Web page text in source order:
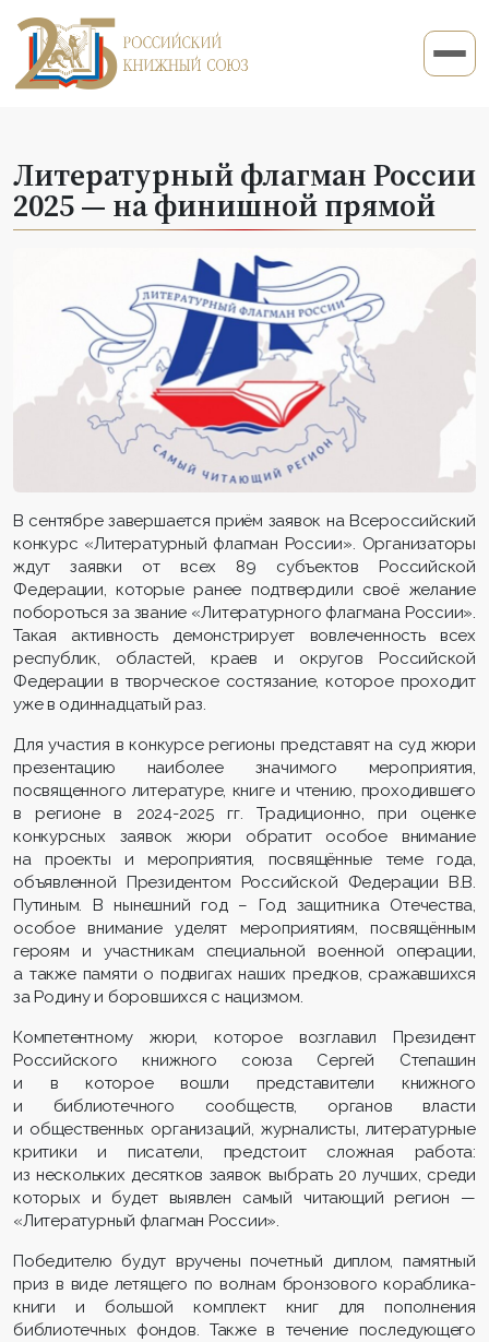
Литературный флагман России
2025 — на финишной прямой
В сентябре завершается приём заявок на Всероссийский
конкурс «Литературный флагман России». Организаторы
ждут заявки от всех 89 субъектов Российской
Федерации, которые ранее подтвердили своё желание
побороться за звание «Литературного флагмана России».
Такая активность демонстрирует вовлеченность всех
республик, областей, краев и округов Российской
Федерации в творческое состязание, которое проходит
уже в одиннадцатый раз.
Для участия в конкурсе регионы представят на суд жюри
презентацию наиболее значимого мероприятия,
посвященного литературе, книге и чтению, проходившего
в регионе в 2024-2025 гг. Традиционно, при оценке
конкурсных заявок жюри обратит особое внимание
на проекты и мероприятия, посвящённые теме года,
объявленной Президентом Российской Федерации В.В.
Путиным. В нынешний год – Год защитника Отечества,
особое внимание уделят мероприятиям, посвящённым
героям и участникам специальной военной операции,
а также памяти о подвигах наших предков, сражавшихся
за Родину и боровшихся с нацизмом.
Компетентному жюри, которое возглавил Президент
Российского книжного союза Сергей Степашин
и в которое вошли представители книжного
и библиотечного сообществ, органов власти
и общественных организаций, журналисты, литературные
критики и писатели, предстоит сложная работа:
из нескольких десятков заявок выбрать 20 лучших, среди
которых и будет выявлен самый читающий регион —
«Литературный флагман России».
Победителю будут вручены почетный диплом, памятный
приз в виде летящего по волнам бронзового кораблика-
книги и большой комплект книг для пополнения
библиотечных фондов. Также в течение последующего